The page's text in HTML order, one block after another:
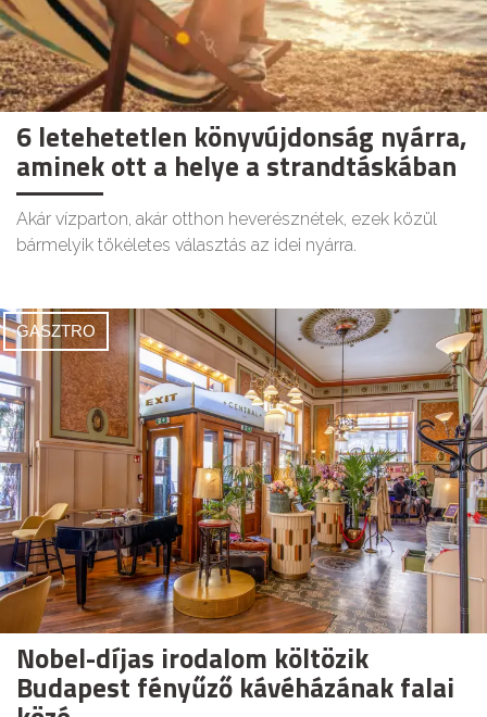
6 letehetetlen könyvújdonság nyárra,
aminek ott a helye a strandtáskában
Akár vízparton, akár otthon heverésznétek, ezek közül
bármelyik tökéletes választás az idei nyárra.
GASZTRO
Nobel-díjas irodalom költözik
Budapest fényűző kávéházának falai